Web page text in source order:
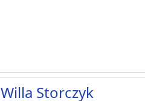
Willa Storczyk